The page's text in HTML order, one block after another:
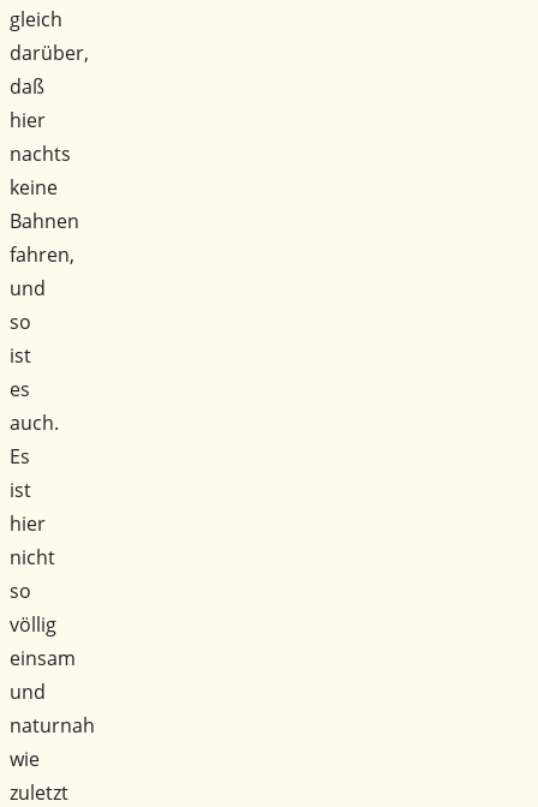
gleich
darüber,
daß
hier
nachts
keine
Bahnen
fahren,
und
so
ist
es
auch.
Es
ist
hier
nicht
so
völlig
einsam
und
naturnah
wie
zuletzt